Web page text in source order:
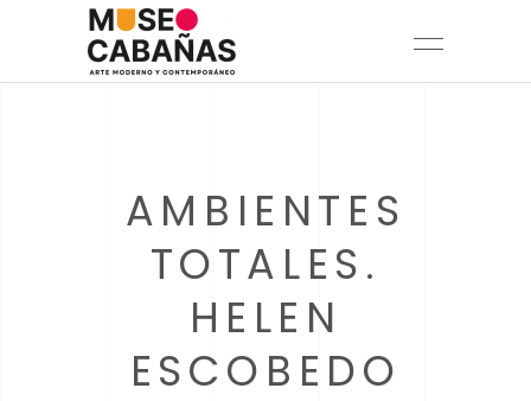
AMBIENTES
TOTALES.
HELEN
ESCOBEDO